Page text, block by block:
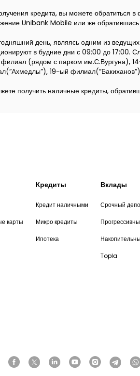
кредита, вы можете обратиться
Unibank Mobile или же
день, являясь одним из
в будние дни с 09:00 до 17:00.
(рядом с парком им.С.Вургуна),
19-ый филиал(“Бакиханов”),
получить наличные кредиты,
карты
Кредиты
Кредит наличными
Микро кредиты
Ипотека
Вклады
Срочный
Topla